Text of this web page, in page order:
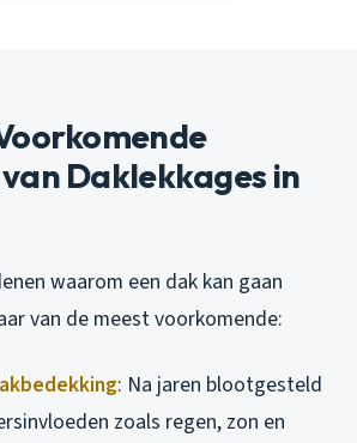
Daklekkages in
waarom een dak kan gaan
van de meest voorkomende:
: Na jaren blootgesteld
zoals regen, zon en